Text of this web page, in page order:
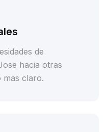
de
hacia otras
mas claro.